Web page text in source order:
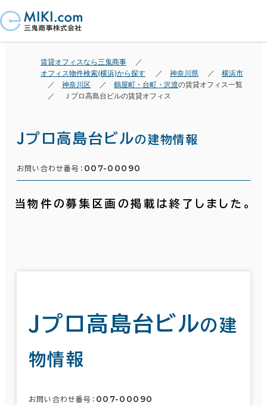
賃貸オフィスなら三鬼商事
オフィス物件検索(横浜)から探す
神奈川県
横浜市
神奈川区
鶴屋町・台町・沢渡の賃貸オフィス一覧
Ｊプロ高島台ビルの賃貸オフィス
Ｊプロ高島台ビルの建物情報
お問い合わせ番号： 007-00090
当物件の募集区画の掲載は終了しました。
Ｊプロ高島台ビルの建
物情報
お問い合わせ番号： 007-00090